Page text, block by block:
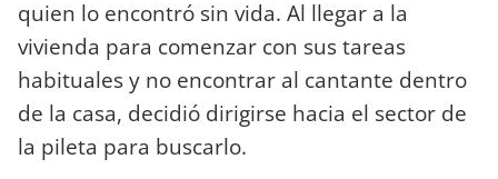
quien lo encontró sin vida. Al llegar a la
vivienda para comenzar con sus tareas
habituales y no encontrar al cantante dentro
de la casa, decidió dirigirse hacia el sector de
la pileta para buscarlo.